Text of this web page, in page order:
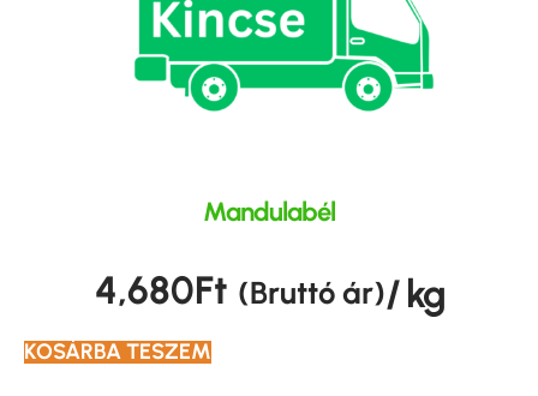
Mandulabél
4,680Ft (Bruttó ár)/ kg
KOSÁRBA TESZEM